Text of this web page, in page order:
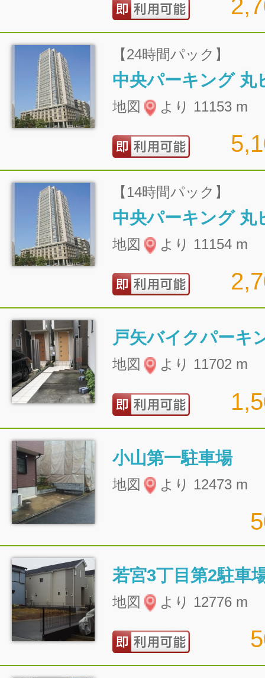
【24時間パック】
地図 より 11153 m
【14時間パック】
地図 より 11154 m
戸矢バイクパーキ
地図 より 11702 m
小山第一駐車場
地図 より 12473 m
若宮3丁目第2駐車
地図 より 12776 m